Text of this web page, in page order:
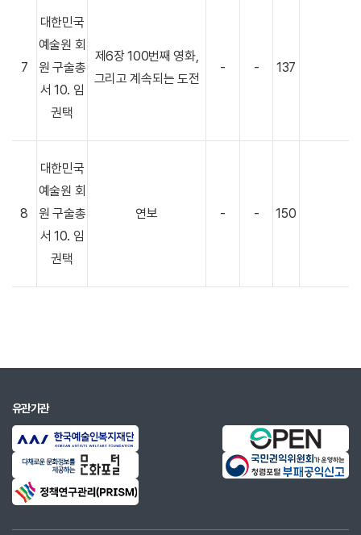
7
대한민국
예술원 회
원 구술총
서 10. 임
권택
제6장 100번째 영화,
그리고 계속되는 도전
- - 137
8
대한민국
예술원 회
원 구술총
서 10. 임
권택
연보 - - 150
유관기관